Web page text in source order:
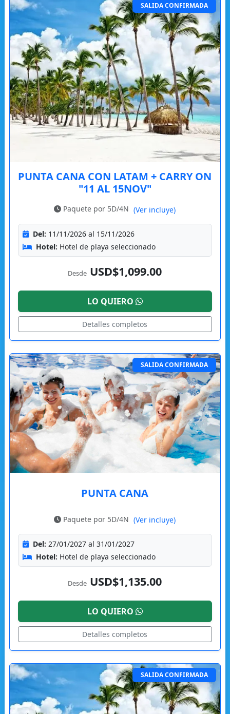
SALIDA CONFIRMADA
PUNTA CANA CON LATAM + CARRY ON
"11 AL 15NOV"
Paquete por 5D/4N (Ver incluye)
Del: 11/11/2026 al 15/11/2026
Hotel: Hotel de playa seleccionado
Desde USD$1,099.00
LO QUIERO
Detalles completos
SALIDA CONFIRMADA
PUNTA CANA
Paquete por 5D/4N (Ver incluye)
Del: 27/01/2027 al 31/01/2027
Hotel: Hotel de playa seleccionado
Desde USD$1,135.00
LO QUIERO
Detalles completos
SALIDA CONFIRMADA